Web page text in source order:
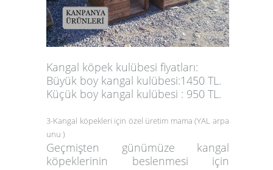
Kangal köpek kulübesi fiyatları:
Büyük boy kangal kulübesi:1450 TL.
Küçük boy kangal kulübesi : 950 TL.
3-Kangal köpekleri için özel üretim mama (YAL arpa
unu )
Geçmişten günümüze kangal
köpeklerinin beslenmesi için